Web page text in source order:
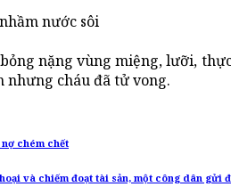
nước sôi
nặng vùng miệng, lưỡi,
nhưng cháu đã tử vong.
chém chết
và chiếm đoạt tài sản, một công dân gửi